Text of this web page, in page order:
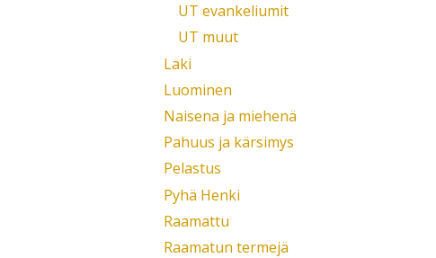
UT evankeliumit
UT muut
Laki
Luominen
Naisena ja miehenä
Pahuus ja kärsimys
Pelastus
Pyhä Henki
Raamattu
Raamatun termejä